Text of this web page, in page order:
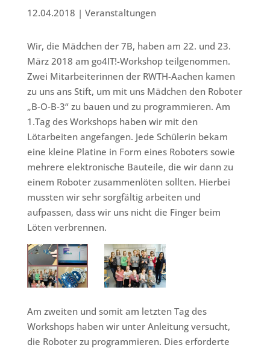
12.04.2018 | Veranstaltungen
Wir, die Mädchen der 7B, haben am 22. und 23.
März 2018 am go4IT!-Workshop teilgenommen.
Zwei Mitarbeiterinnen der RWTH-Aachen kamen
zu uns ans Stift, um mit uns Mädchen den Roboter
„B-O-B-3“ zu bauen und zu programmieren. Am
1.Tag des Workshops haben wir mit den
Lötarbeiten angefangen. Jede Schülerin bekam
eine kleine Platine in Form eines Roboters sowie
mehrere elektronische Bauteile, die wir dann zu
einem Roboter zusammenlöten sollten. Hierbei
mussten wir sehr sorgfältig arbeiten und
aufpassen, dass wir uns nicht die Finger beim
Löten verbrennen.
Am zweiten und somit am letzten Tag des
Workshops haben wir unter Anleitung versucht,
die Roboter zu programmieren. Dies erforderte